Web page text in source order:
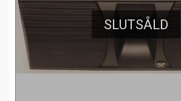
SLUTSÅLD